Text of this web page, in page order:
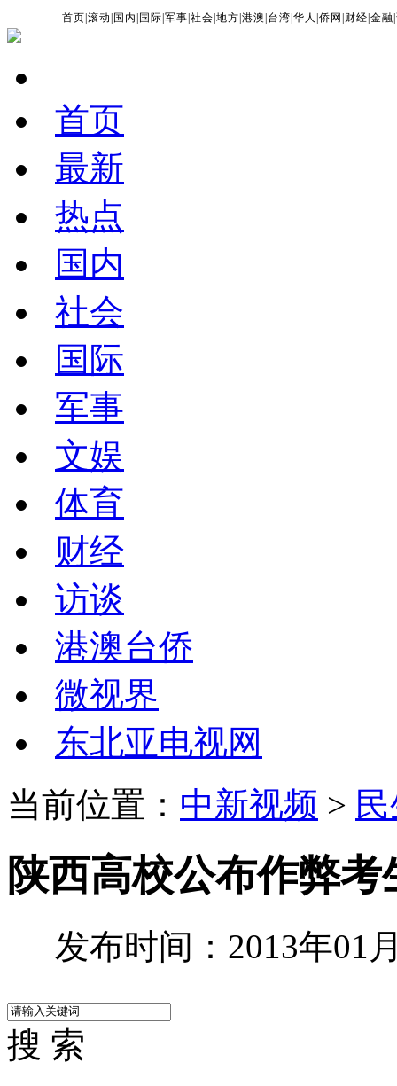
首页 |滚动 国内 国际 |军事 |社会 |地方 |港澳 台湾 |华人 |侨网 财经 |金融 |
首页
最新
热点
国内
社会
国际
军事
文娱
体育
财经
访谈
港澳台侨
微视界
东北亚电视网
当前位置： 中新视频 >
陕西高校公布作弊
发布时间：2013年01
搜 索